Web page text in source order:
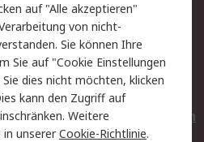
Datenschutz
Zahlungsbedingungen
Entsorgung
Elektrogeräte/Batterien
auf "Alle akzeptieren"
von nicht-
Sie können Ihre
Sie auf "Cookie Einstellungen
dies nicht möchten, klicken
kann den Zugriff auf
Weitere
unsererCookie-Richtlinie.